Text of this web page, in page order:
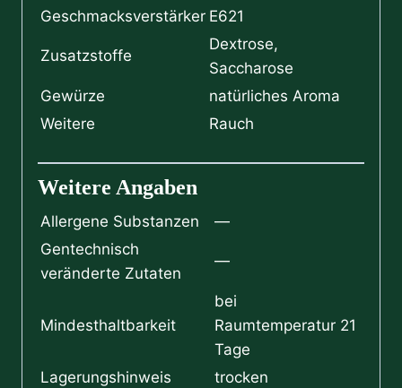
Geschmacksverstärker E621
Zusatzstoffe
Dextrose,
Saccharose
Gewürze
natürliches Aroma
Weitere
Rauch
Weitere Angaben
Allergene Substanzen
—
Gentechnisch
veränderte Zutaten
—
Mindesthaltbarkeit
bei
Raumtemperatur 21
Tage
Lagerungshinweis
trocken